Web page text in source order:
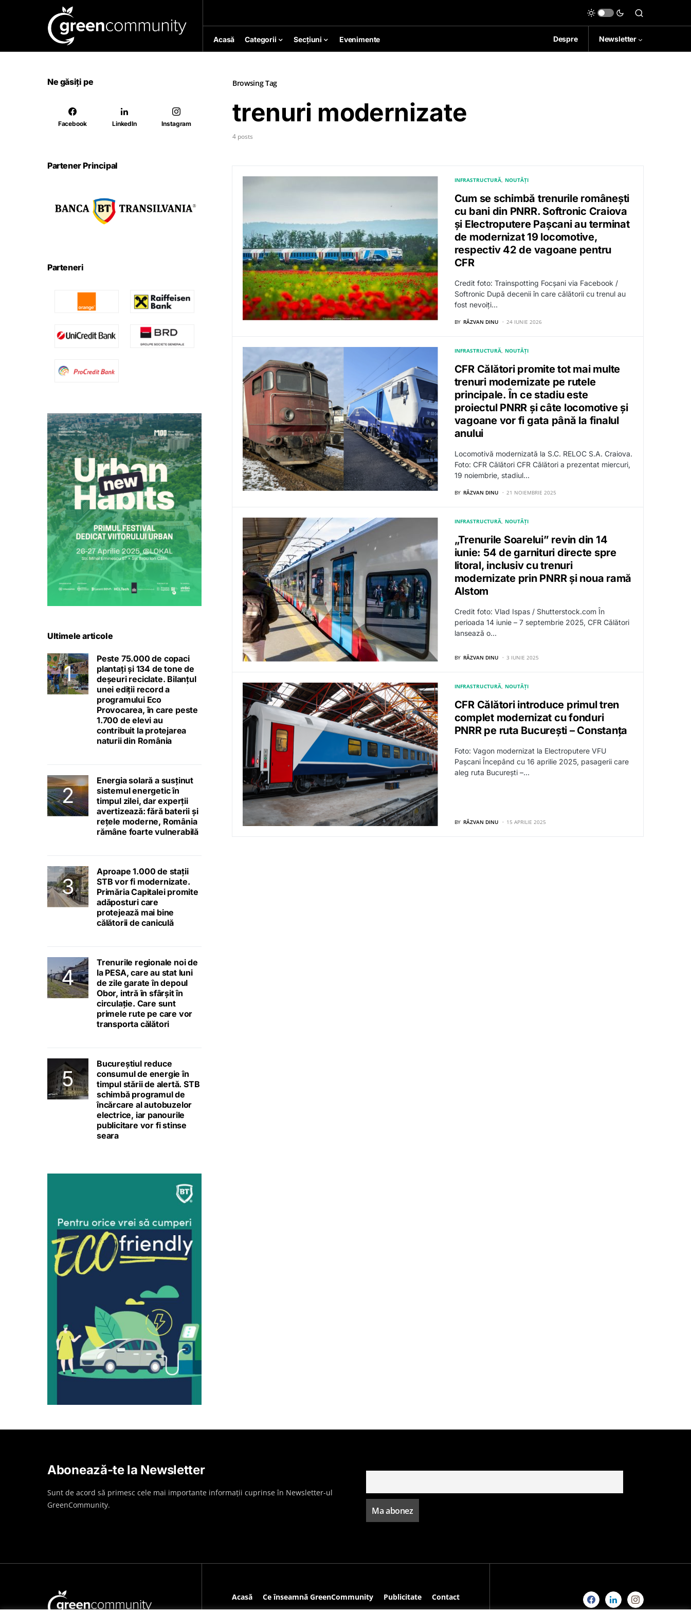
Acasă Categorii Secțiuni Evenimente Despre Newsletter
Browsing Tag
trenuri modernizate
4 posts
INFRASTRUCTURĂ NOUTĂȚI
Cum se schimbă trenurile românești
cu bani din PNRR. Softronic Craiova
și Electroputere Pașcani au terminat
de modernizat 19 locomotive,
respectiv 42 de vagoane pentru
CFR
Credit foto: Trainspotting Focșani via Facebook /
Softronic După decenii în care călătorii cu trenul au
fost nevoiți…
BY RĂZVAN DINU 24 IUNIE 2026
INFRASTRUCTURĂ NOUTĂȚI
CFR Călători promite tot mai multe
trenuri modernizate pe rutele
principale. În ce stadiu este
proiectul PNRR și câte locomotive și
vagoane vor fi gata până la finalul
anului
Locomotivă modernizată la S.C. RELOC S.A. Craiova.
Foto: CFR Călători CFR Călători a prezentat miercuri,
19 noiembrie, stadiul…
BY RĂZVAN DINU 21 NOIEMBRIE 2025
INFRASTRUCTURĂ NOUTĂȚI
„Trenurile Soarelui” revin din 14
iunie: 54 de garnituri directe spre
litoral, inclusiv cu trenuri
modernizate prin PNRR și noua ramă
Alstom
Credit foto: Vlad Ispas / Shutterstock.com În
perioada 14 iunie – 7 septembrie 2025, CFR Călători
lansează o…
BY RĂZVAN DINU 3 IUNIE 2025
INFRASTRUCTURĂ NOUTĂȚI
CFR Călători introduce primul tren
complet modernizat cu fonduri
PNRR pe ruta București – Constanța
Foto: Vagon modernizat la Electroputere VFU
Pașcani Începând cu 16 aprilie 2025, pasagerii care
aleg ruta București –…
BY RĂZVAN DINU 15 APRILIE 2025
Ne găsiți pe
Facebook LinkedIn Instagram
Partener Principal
Parteneri
Ultimele articole
Peste 75.000 de copaci
plantați și 134 de tone de
deșeuri reciclate. Bilanțul
unei ediții record a
programului Eco
Provocarea, în care peste
1.700 de elevi au
contribuit la protejarea
naturii din România
Energia solară a susținut
sistemul energetic în
timpul zilei, dar experții
avertizează: fără baterii și
rețele moderne, România
rămâne foarte vulnerabilă
Aproape 1.000 de stații
STB vor fi modernizate.
Primăria Capitalei promite
adăposturi care
protejează mai bine
călătorii de caniculă
Trenurile regionale noi de
la PESA, care au stat luni
de zile garate în depoul
Obor, intră în sfârșit în
circulație. Care sunt
primele rute pe care vor
transporta călători
Bucureștiul reduce
consumul de energie în
timpul stării de alertă. STB
schimbă programul de
încărcare al autobuzelor
electrice, iar panourile
publicitare vor fi stinse
seara
Abonează-te la Newsletter
Sunt de acord să primesc cele mai importante informații cuprinse în Newsletter-ul
GreenCommunity.
Acasă Ce înseamnă GreenCommunity Publicitate Contact